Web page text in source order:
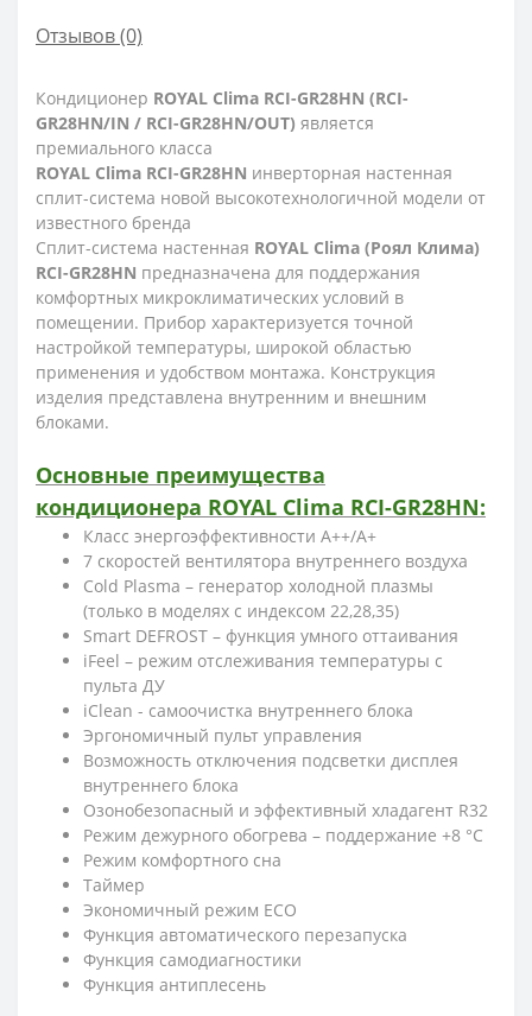
Отзывов (0)
Кондиционер ROYAL Clima RCI-GR28HN (RCI-
GR28HN/IN / RCI-GR28HN/OUT) является
премиального класса
ROYAL Clima RCI-GR28HN инверторная настенная
сплит-система новой высокотехнологичной модели от
известного бренда
Сплит-система настенная ROYAL Clima (Роял Клима)
RCI-GR28HN предназначена для поддержания
комфортных микроклиматических условий в
помещении. Прибор характеризуется точной
настройкой температуры, широкой областью
применения и удобством монтажа. Конструкция
изделия представлена внутренним и внешним
блоками.
Основные преимущества
кондиционера ROYAL Clima RCI-GR28HN:
Класс энергоэффективности A++/A+
7 скоростей вентилятора внутреннего воздуха
Cold Plasma – генератор холодной плазмы
(только в моделях с индексом 22,28,35)
Smart DEFROST – функция умного оттаивания
iFeel – режим отслеживания температуры с
пульта ДУ
iClean - cамоочистка внутреннего блока
Эргономичный пульт управления
Возможность отключения подсветки дисплея
внутреннего блока
Озонобезопасный и эффективный хладагент R32
Режим дежурного обогрева – поддержание +8 °C
Режим комфортного сна
Таймер
Экономичный режим ECO
Функция автоматического перезапуска
Функция самодиагностики
Функция антиплесень